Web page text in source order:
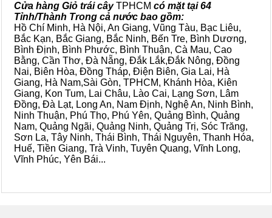
Cửa hàng Giỏ trái câyTPHCM có mặt tại 64
Tỉnh/Thành Trong cả nước bao gồm:
Hồ Chí Minh, Hà Nội, An Giang, Vũng Tàu, Bạc Liêu,
Bắc Kạn, Bắc Giang, Bắc Ninh, Bến Tre, Bình Dương,
Bình Định, Bình Phước, Bình Thuận, Cà Mau, Cao
Bằng, Cần Thơ, Đà Nẵng, Đắk Lắk,Đắk Nông, Đồng
Nai, Biên Hòa, Đồng Tháp, Điện Biên, Gia Lai, Hà
Giang, Hà Nam,Sài Gòn, TPHCM, Khánh Hòa, Kiên
Giang, Kon Tum, Lai Châu, Lào Cai, Lạng Sơn, Lâm
Đồng, Đà Lạt, Long An, Nam Định, Nghệ An, Ninh Bình,
Ninh Thuận, Phú Thọ, Phú Yên, Quảng Bình, Quảng
Nam, Quảng Ngãi, Quảng Ninh, Quảng Trị, Sóc Trăng,
Sơn La, Tây Ninh, Thái Bình, Thái Nguyên, Thanh Hóa,
Huế, Tiền Giang, Trà Vinh, Tuyên Quang, Vĩnh Long,
Vĩnh Phúc, Yên Bái...